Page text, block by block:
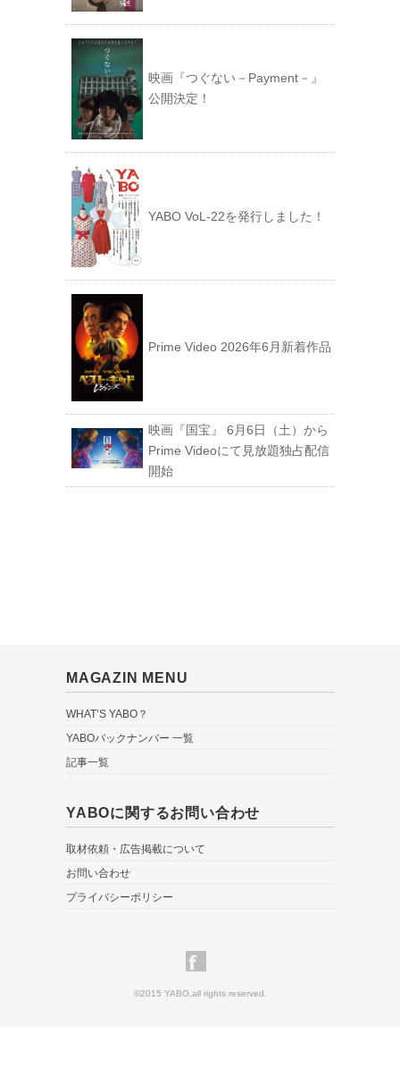
映画『つぐない－Payment－』
公開決定！
YABO VoL‐22を発行しました！
Prime Video 2026年6月新着作品
映画『国宝』 6月6日（土）から
Prime Videoにて見放題独占配信
開始
MAGAZIN MENU
WHAT’S YABO？
YABOバックナンバー 一覧
記事一覧
YABOに関するお問い合わせ
取材依頼・広告掲載について
お問い合わせ
プライバシーポリシー
©2015 YABO.all rights reserved.